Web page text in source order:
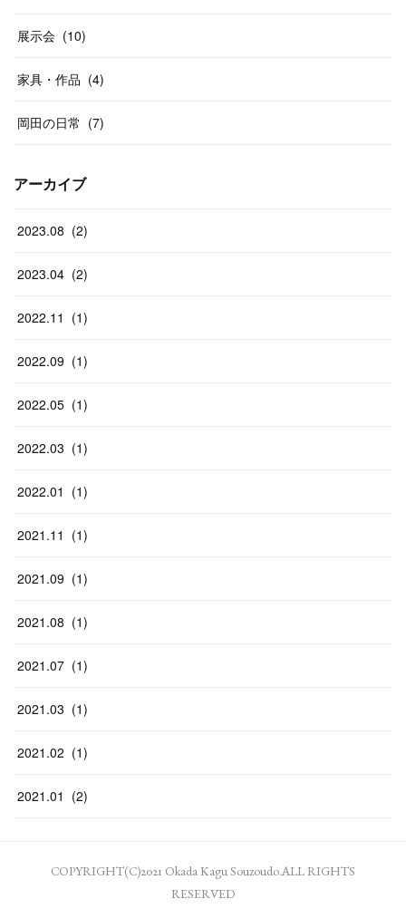
展示会 (10)
家具・作品 (4)
岡田の日常 (7)
アーカイブ
2023.08 (2)
2023.04 (2)
2022.11 (1)
2022.09 (1)
2022.05 (1)
2022.03 (1)
2022.01 (1)
2021 .11 (1)
2021 .09 (1)
2021 .08 (1)
2021 .07 (1)
2021 .03 (1)
2021 .02 (1)
2021 .01 (2)
COPYRIGHT(C)2021 Okada Kagu Souzoudo.ALL RIGHTS
RESERVED